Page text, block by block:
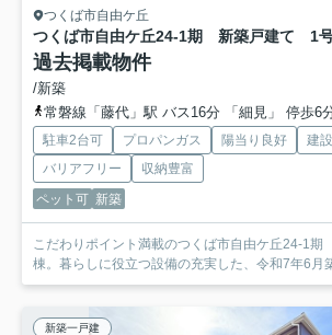
つくば市自由ケ丘
つくば市自由ケ丘24-1期 新築戸建て 1
過去掲載物件
/新築
常磐線「藤代」駅 バス16分 「細見」 停歩6
駐車2台可 プロパンガス 陽当り良好
建
バリアフリー
収納豊富
ペット可 新築
こだわりポイント満載のつくば市自由ケ丘24-1
棟。暮らしに役立つ設備の充実した、令和7年6月
新築一戸建